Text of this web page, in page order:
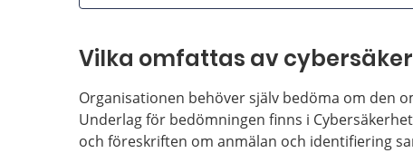
Vilka omfattas av
Organisationen behöver själv bedöma om den
Underlag för bedömningen finns i
och föreskriften om anmälan och identifiering